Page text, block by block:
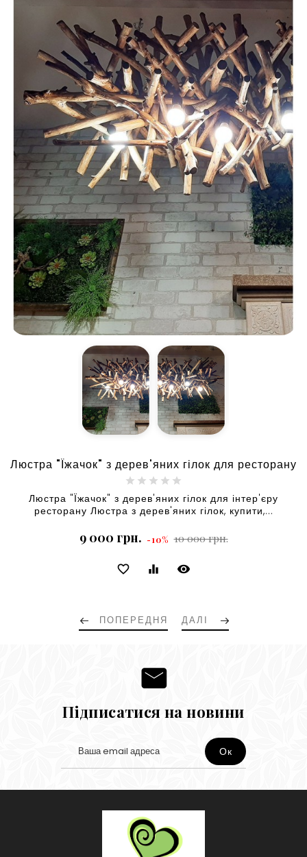
Люстра "Їжачок" з дерев'яних гілок для ресторану
Люстра "Їжачок" з дерев'яних гілок для інтер'єру
ресторану Люстра з дерев'яних гілок, купити,...
9 000 грн. Базова
-10% 10 000 грн.Ціна
favorite_border equalizer visibility
ПОПЕРЕДНЯ ДАЛІ
Підписатися на новини